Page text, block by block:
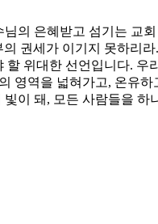
의 은혜받고 섬기는 교
권세가 이기지 못하리
위대한 선언입니다.
영역을 넓혀가고, 온유
이 돼, 모든 사람들을